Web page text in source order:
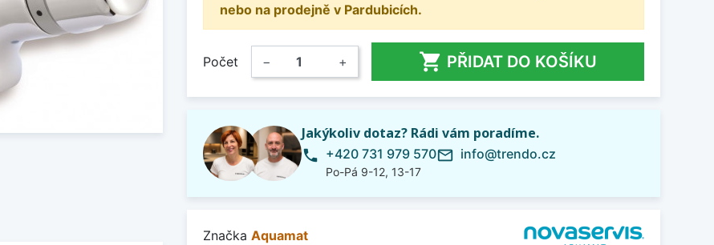
nebo na prodejně v Pardubicích.
Počet − +  PŘIDAT DO KOŠÍKU
Jakýkoliv dotaz? Rádi vám poradíme.
phone +420 731 979 570
Po-Pá 9-12, 13-17
mail_outline info@trendo.cz
Značka Aquamat